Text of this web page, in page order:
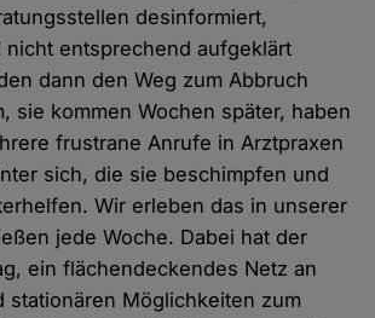
desinformiert,
nicht entsprechend aufgeklärt
dann den Weg zum Abbruch
sie kommen Wochen später, haben
frustrane Anrufe in Arztpraxen
sich, die sie beschimpfen und
Wir erleben das in unserer
jede Woche. Dabei hat der
ein flächendeckendes Netz an
stationären Möglichkeiten zum